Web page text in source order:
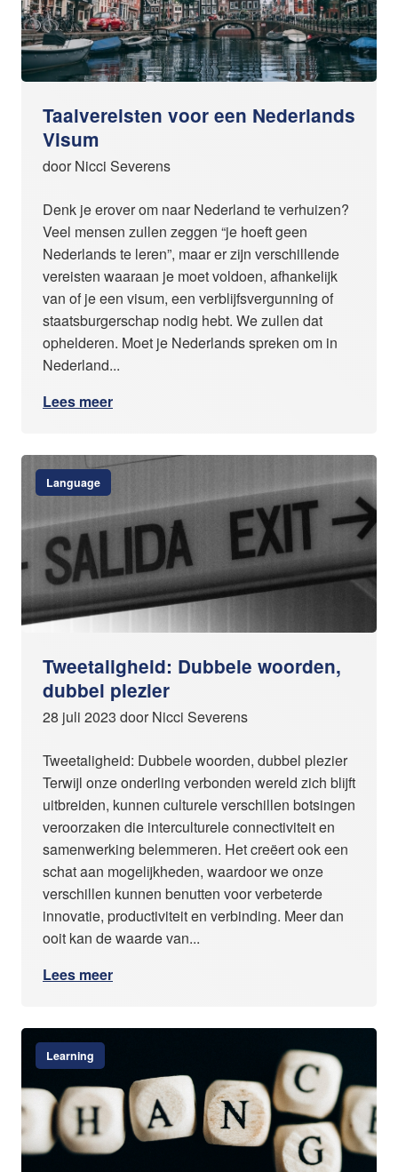
Taalvereisten voor een Nederlands
Visum
door Nicci Severens
Denk je erover om naar Nederland te verhuizen?
Veel mensen zullen zeggen “je hoeft geen
Nederlands te leren”, maar er zijn verschillende
vereisten waaraan je moet voldoen, afhankelijk
van of je een visum, een verblijfsvergunning of
staatsburgerschap nodig hebt. We zullen dat
ophelderen. Moet je Nederlands spreken om in
Nederland...
Lees meer
Language
Tweetaligheid: Dubbele woorden,
dubbel plezier
28 juli 2023 door Nicci Severens
Tweetaligheid: Dubbele woorden, dubbel plezier
Terwijl onze onderling verbonden wereld zich blijft
uitbreiden, kunnen culturele verschillen botsingen
veroorzaken die interculturele connectiviteit en
samenwerking belemmeren. Het creëert ook een
schat aan mogelijkheden, waardoor we onze
verschillen kunnen benutten voor verbeterde
innovatie, productiviteit en verbinding. Meer dan
ooit kan de waarde van...
Lees meer
Learning